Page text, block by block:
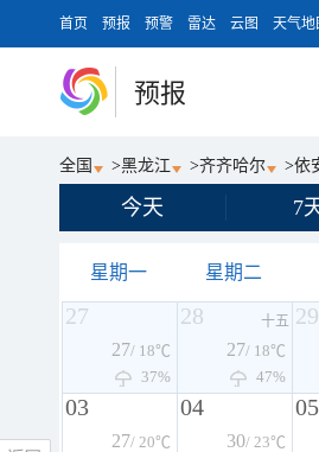
首页 预报 预警 雷达 云图 天气地
预报
全国 >黑龙江 >齐齐哈尔 >依
今天 7
星期一 星期二
27
27/ 18℃
37%
28 十五
27/ 18℃
47%
29
03
27/ 20℃
04
30/ 23℃
05